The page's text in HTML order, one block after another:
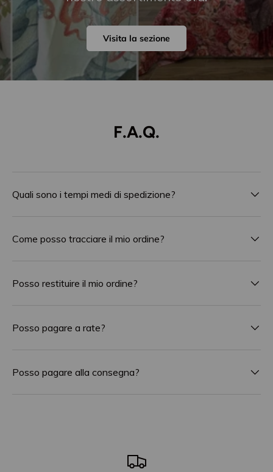
Visita la sezione
F.A.Q.
Quali sono i tempi medi di spedizione?
Come posso tracciare il mio ordine?
Posso restituire il mio ordine?
Posso pagare a rate?
Posso pagare alla consegna?